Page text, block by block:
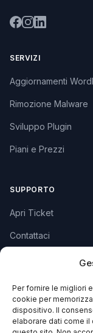
Per fornire le migliori
cookie per
dispositivo. Il
elaborare dati come il
SERVIZI
Aggiornamenti
Rimozione Malware
Sviluppo Plugin
Piani e Prezzi
SUPPORTO
Apri Ticket
Contattaci
CONTATTI